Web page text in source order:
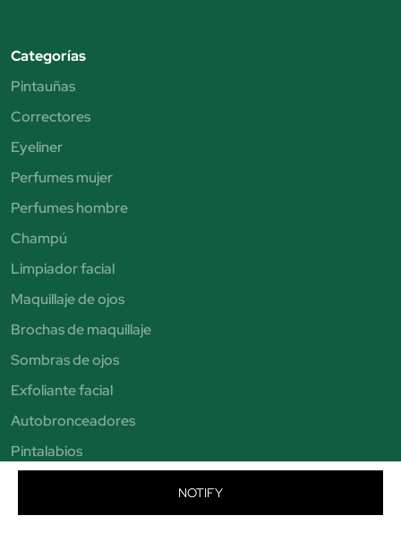
NOTIFY
Categorías
Pintauñas
Correctores
Eyeliner
Perfumes mujer
Perfumes hombre
Champú
Limpiador facial
Maquillaje de ojos
Brochas de maquillaje
Sombras de ojos
Exfoliante facial
Autobronceadores
Pintalabios